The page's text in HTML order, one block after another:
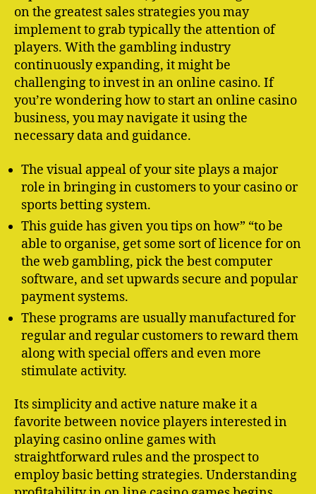
on the greatest sales strategies you may
implement to grab typically the attention of
players. With the gambling industry
continuously expanding, it might be
challenging to invest in an online casino. If
you’re wondering how to start an online casino
business, you may navigate it using the
necessary data and guidance.
The visual appeal of your site plays a major
role in bringing in customers to your casino or
sports betting system.
This guide has given you tips on how” “to be
able to organise, get some sort of licence for on
the web gambling, pick the best computer
software, and set upwards secure and popular
payment systems.
These programs are usually manufactured for
regular and regular customers to reward them
along with special offers and even more
stimulate activity.
Its simplicity and active nature make it a
favorite between novice players interested in
playing casino online games with
straightforward rules and the prospect to
employ basic betting strategies. Understanding